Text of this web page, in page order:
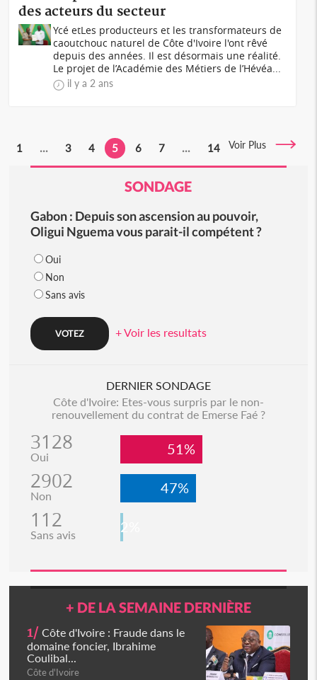
des acteurs du secteur
Ycé etLes producteurs et les transformateurs de
caoutchouc naturel de Côte d'Ivoire l'ont rêvé
depuis des années. Il est désormais une réalité.
Le projet de l’Académie des Métiers de l’Hévéa...
il y a 2 ans
1 ... 3 4 5 6 7 ... 14 Voir Plus
SONDAGE
Gabon : Depuis son ascension au pouvoir,
Oligui Nguema vous parait-il compétent ?
Oui
Non
Sans avis
+ Voir les resultats
DERNIER SONDAGE
Côte d'Ivoire: Etes-vous surpris par le non-
renouvellement du contrat de Emerse Faé ?
3128
Oui 51%
2902
Non 47%
112
Sans avis 2%
+ DE LA SEMAINE DERNIÈRE
1/ Côte d'Ivoire : Fraude dans le
domaine foncier, Ibrahime
Coulibal...
Côte d'Ivoire